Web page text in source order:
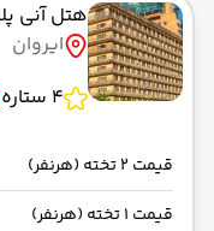
هتل آنی
ایروان
4 ستاره
قیمت 2 تخته (هرنفر)
قیمت 1 تخته (هرنفر)